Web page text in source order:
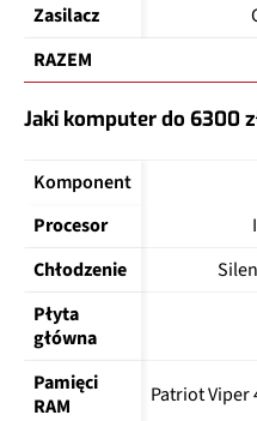
Zasilacz
RAZEM
Jaki komputer do 6300
Komponent
Procesor
Chłodzenie
Płyta
główna
Pamięci
RAM
Patriot Viper